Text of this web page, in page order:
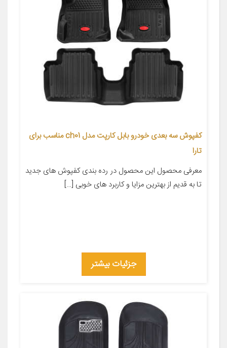
کفپوش سه بعدی خودرو بابل کارپت مدل ch01 مناسب برای
تارا
معرفی محصول این محصول در رده بندی کفپوش های جدید
تا به قدیم از بهترین مزایا و کاربرد های خوبی […]
جزئیات بیشتر